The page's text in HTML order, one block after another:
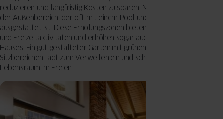
reduzieren und langfristig Kosten zu sparen. Nicht zu vergessen ist
der Außenbereich, der oft mit einem Pool und einer Terrasse
ausgestattet ist. Diese Erholungszonen bieten Platz für Entspannung
und Freizeitaktivitäten und erhöhen sogar auch den Wert des
Hauses. Ein gut gestalteter Garten mit grünen Oasen und
Sitzbereichen lädt zum Verweilen ein und schafft einen zusätzlichen
Lebensraum im Freien.